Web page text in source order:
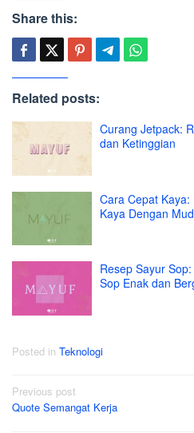
Share this:
Related posts:
Curang Jetpack:
dan Ketinggian
Cara Cepat
Kaya Dengan
Resep Sayur
Sop Enak dan
Posted in Teknologi
Post
navigation
Previous post
Quote Semangat Kerja